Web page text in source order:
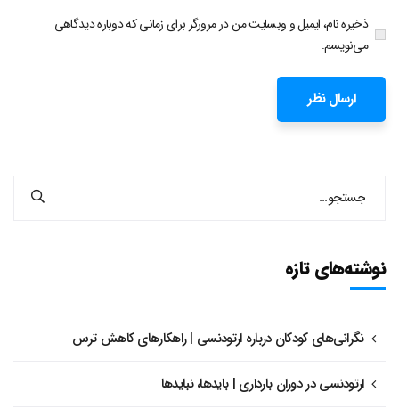
ذخیره نام، ایمیل و وبسایت من در مرورگر برای زمانی که دوباره دیدگاهی
می‌نویسم.
نوشته‌های تازه
نگرانی‌های کودکان درباره ارتودنسی | راهکارهای کاهش ترس
ارتودنسی در دوران بارداری | بایدها، نبایدها